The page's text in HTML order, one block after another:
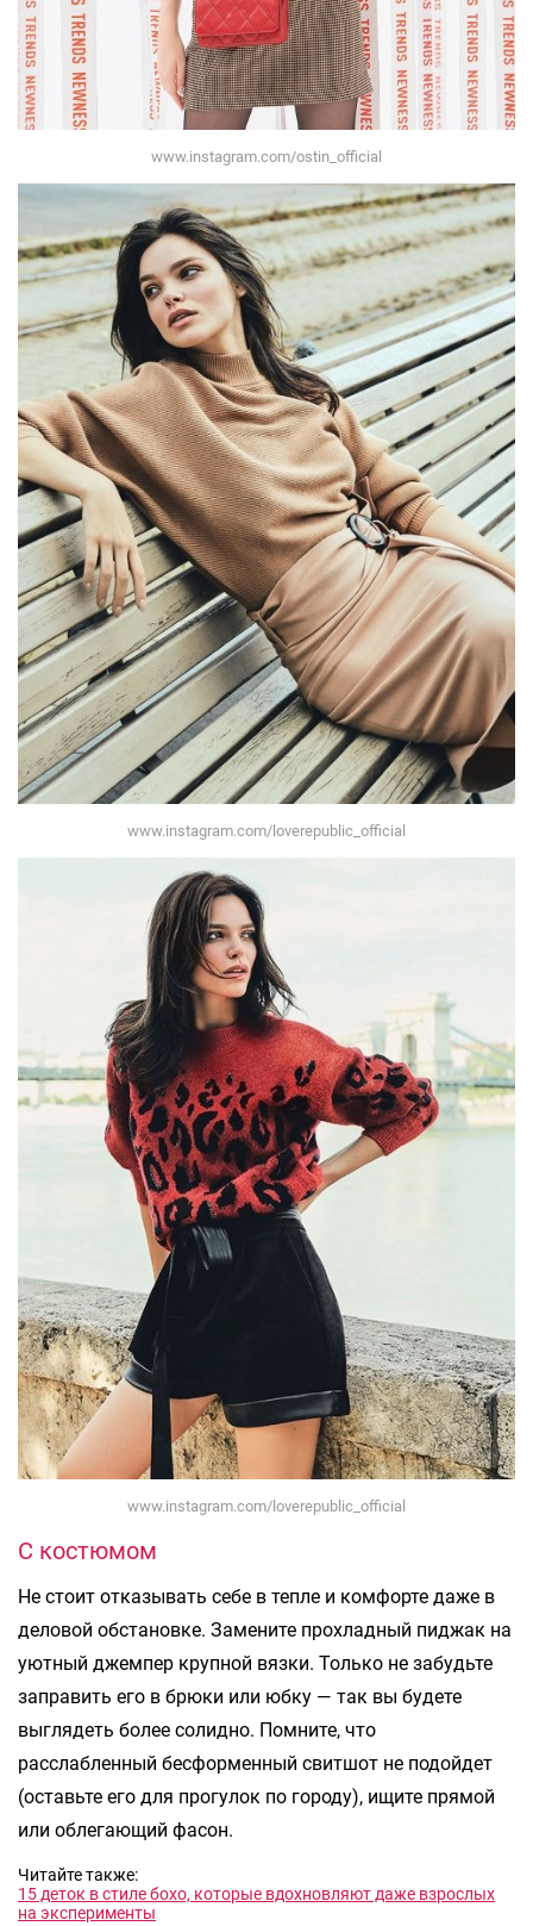
www.instagram.com/ostin_official
www.instagram.com/loverepublic_official
www.instagram.com/loverepublic_official
С костюмом
Не стоит отказывать себе в тепле и комфорте даже в
деловой обстановке. Замените прохладный пиджак на
уютный джемпер крупной вязки. Только не забудьте
заправить его в брюки или юбку — так вы будете
выглядеть более солидно. Помните, что
расслабленный бесформенный свитшот не подойдет
(оставьте его для прогулок по городу), ищите прямой
или облегающий фасон.
Читайте также:
15 деток в стиле бохо, которые вдохновляют даже взрослых
на эксперименты